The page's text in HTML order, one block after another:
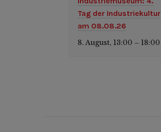
Tag der Industriekultur
am 08.08.26
8. August, 13:00 –18:00